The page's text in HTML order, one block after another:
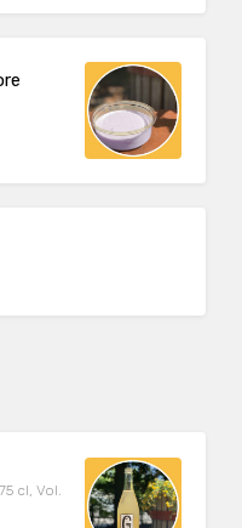
cl, Vol.